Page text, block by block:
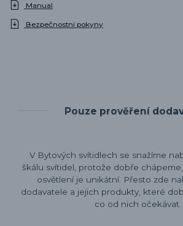
Manual
Bezpečnostní pokyny
Pouze prověření
V Bytových svítidlech se snažíme
škálu svítidel, protože dobře
osvětlení je unikátní. Přesto zde
dodavatele a jejich produkty, které
co od nich očekávat.